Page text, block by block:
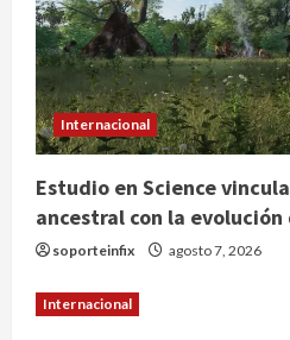
Internacional
Estudio en Science
ancestral con la
soporteinfix agosto 7, 2026
Internacional
3
Hijos de
Ecuatorial,
agosto 7,
Investiga
de chiles
brote de